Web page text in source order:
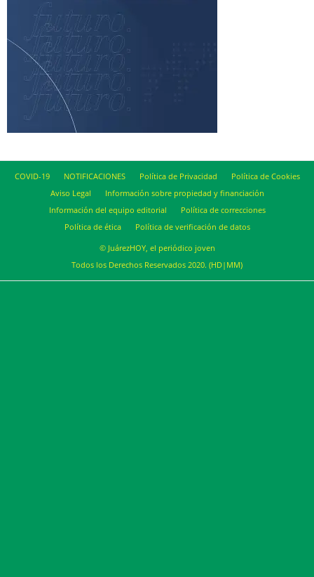
COVID-19 NOTIFICACIONES Política de Privacidad
Política de Cookies
Aviso Legal
Información sobre propiedad y financiación
Información del equipo editorial
Política de correcciones
Política de ética
Política de verificación de datos
© JuárezHOY, el periódico joven
Todos los Derechos Reservados 2020. (HD|MM)